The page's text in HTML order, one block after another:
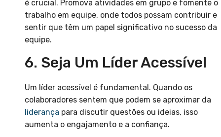
é crucial. Promova atividades em grupo e fomente o
trabalho em equipe, onde todos possam contribuir e
sentir que têm um papel significativo no sucesso da
equipe.
6. Seja Um Líder Acessível
Um líder acessível é fundamental. Quando os
colaboradores sentem que podem se aproximar da
liderança para discutir questões ou ideias, isso
aumenta o engajamento e a confiança.